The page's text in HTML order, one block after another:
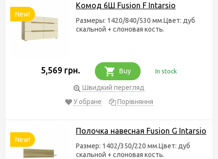
New!
Комод 6Ш Fusion F Intarsio
Размеры: 1420/840/530 мм.Цвет: дуб
скальной + слоновая кость.
5,569 грн. Buy In stock
Швидкий перегляд
У обране
Порівняння
New!
Полочка навесная Fusion G Intarsio
Размер: 1402/350/220 мм.Цвет: дуб
скальной + слоновая кость.